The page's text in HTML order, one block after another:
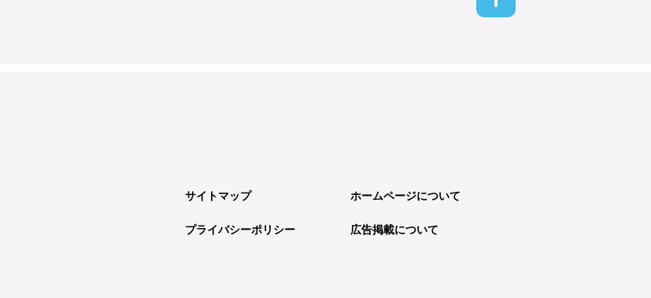
サイトマップ ホームページについて
プライバシーポリシー 広告掲載について